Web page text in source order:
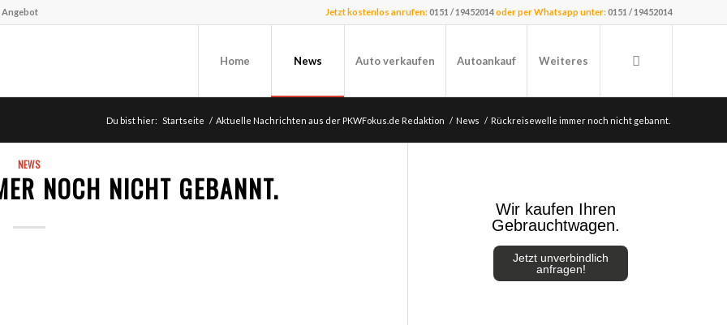
Jetzt kostenlos anrufen:0151 / 19452014oder per Whatsapp unter:0151 / 19452014
Home News Auto verkaufen Autoankauf Weiteres
Du bist hier: Startseite / Aktuelle Nachrichten aus der PKWFokus.de Redaktion / News / Rückreisewelle immer noch nicht gebannt.
NEWS
NOCH NICHT GEBANNT.
Wir kaufen Ihren
Gebrauchtwagen.
Jetzt unverbindlich
anfragen!